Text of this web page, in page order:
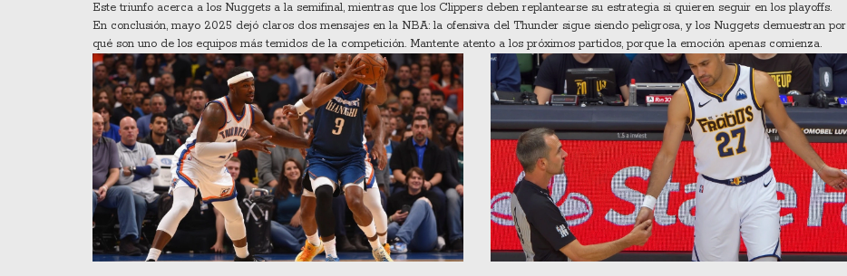
Este triunfo acerca a los Nuggets a la semifinal, mientras que los Clippers deben replantearse su estrategia si quieren seguir en los playoffs.
En conclusión, mayo 2025 dejó claros dos mensajes en la NBA: la ofensiva del Thunder sigue siendo peligrosa, y los Nuggets demuestran por
qué son uno de los equipos más temidos de la competición. Mantente atento a los próximos partidos, porque la emoción apenas comienza.